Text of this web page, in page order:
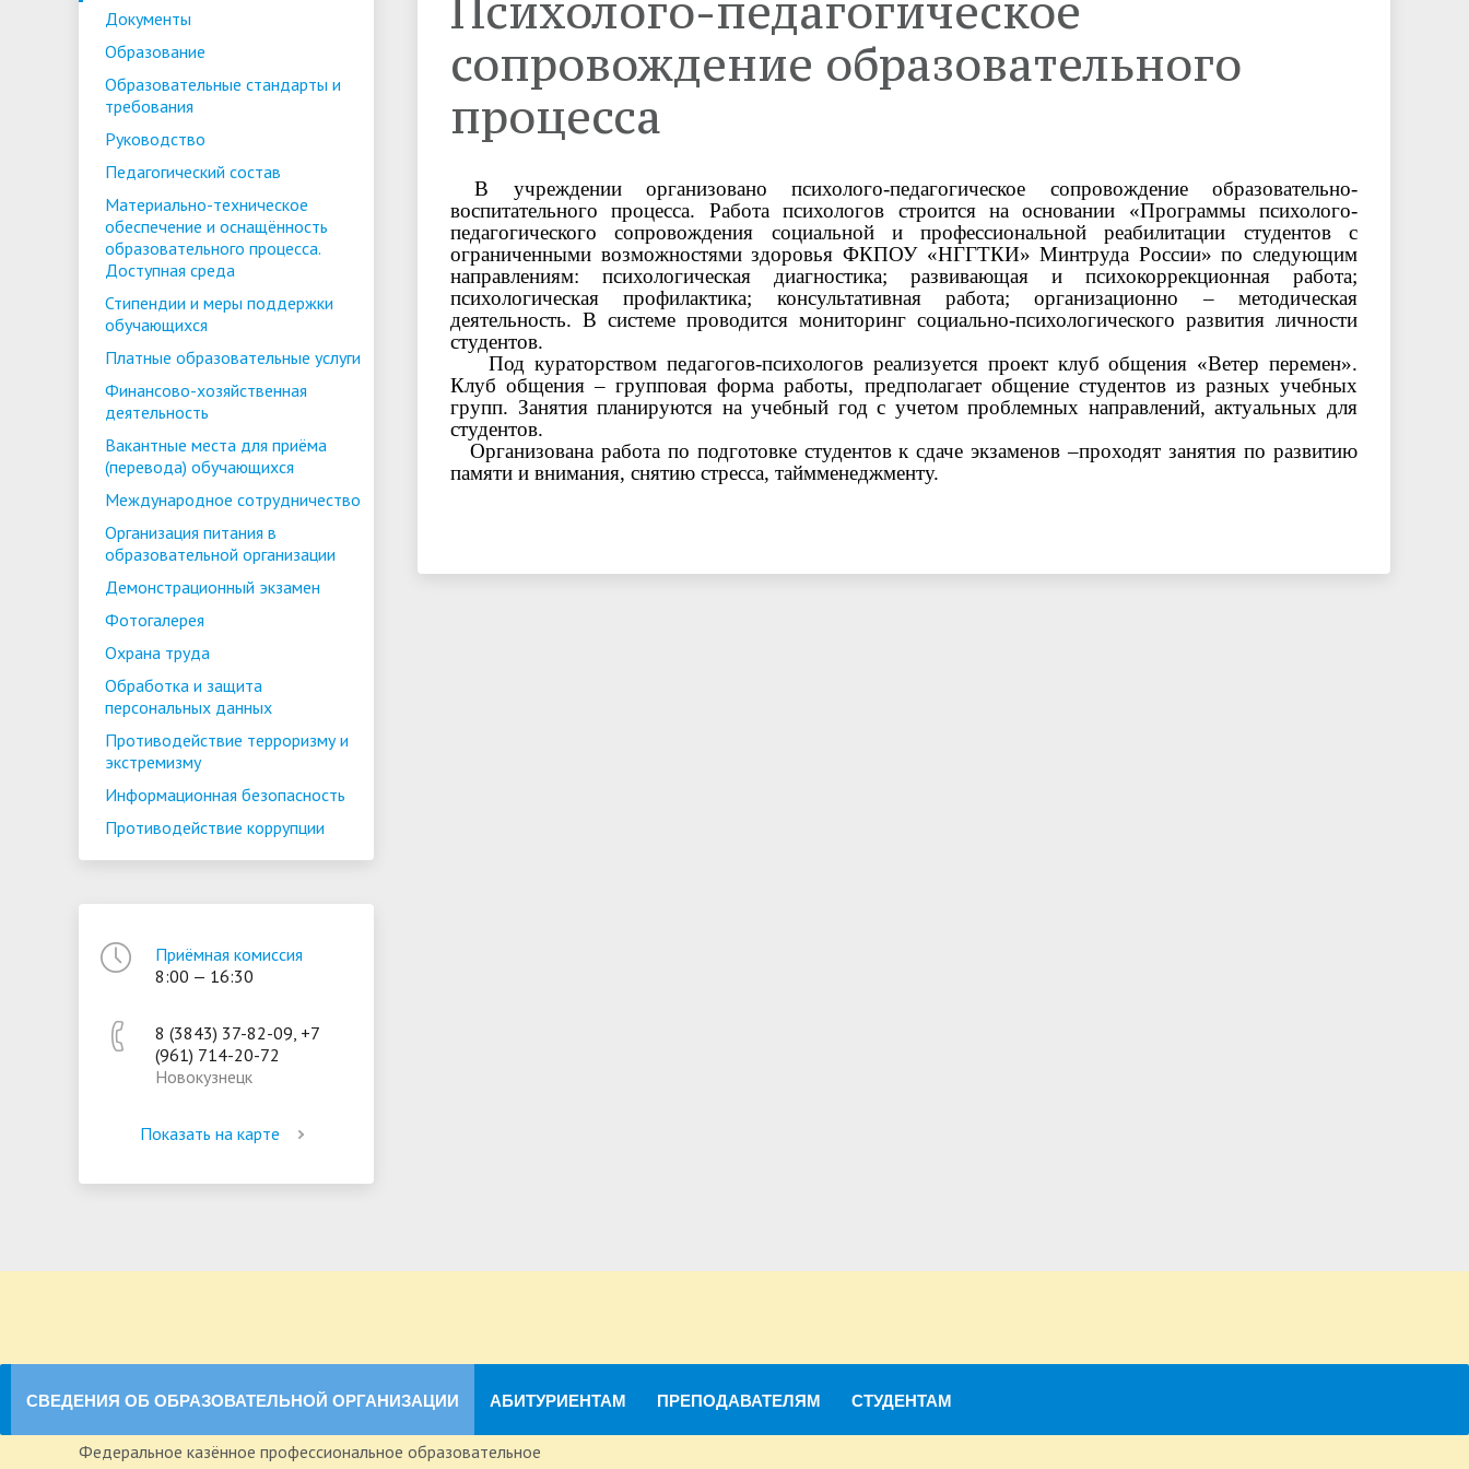
требования
Руководство Педагогический состав
Материально-техническое
обеспечение и оснащённость
образовательного процесса.
Стипендии и меры поддержки
обучающихся
Платные образовательные
Международное
сотрудничество
Организация питания в
образовательной организации
Демонстрационный экзамен Фотогалерея
Обработка и защита
персональных данных
Противодействие терроризму
и экстремизму
Информационная
безопасность
Противодействие коррупции
обучения
выпускников
Документы
Образование
Образовательные стандарты и
требования
Руководство
Педагогический состав
Материально-техническое
обеспечение и оснащённость
образовательного процесса.
Доступная среда
Стипендии и меры поддержки
обучающихся
Платные образовательные услуги
Финансово-хозяйственная
деятельность
Вакантные места для приёма
(перевода) обучающихся
Международное сотрудничество
Организация питания в
образовательной организации
Демонстрационный экзамен
Фотогалерея
Охрана труда
Обработка и защита
персональных данных
Противодействие терроризму и
экстремизму
Информационная безопасность
Противодействие коррупции
Приёмная комиссия
8:00 — 16:30
8 (3843) 37-82-09, +7
(961) 714-20-72
Новокузнецк
Показать на карте
сопровождение образовательного
процесса
В учреждении организовано психолого-педагогическое сопровождение образовательно-
воспитательного процесса. Работа психологов строится на основании «Программы психолого-
педагогического сопровождения социальной и профессиональной реабилитации студентов с
ограниченными возможностями здоровья ФКПОУ «НГГТКИ» Минтруда России» по следующим
направлениям: психологическая диагностика; развивающая и психокоррекционная работа;
психологическая профилактика; консультативная работа; организационно – методическая
деятельность. В системе проводится мониторинг социально-психологического развития личности
студентов.
Под кураторством педагогов-психологов реализуется проект клуб общения «Ветер перемен».
Клуб общения – групповая форма работы, предполагает общение студентов из разных учебных
групп. Занятия планируются на учебный год с учетом проблемных направлений, актуальных для
студентов.
Организована работа по подготовке студентов к сдаче экзаменов –проходят занятия по развитию
памяти и внимания, снятию стресса, таймменеджменту.
СВЕДЕНИЯ ОБ ОБРАЗОВАТЕЛЬНОЙ ОРГАНИЗАЦИИ АБИТУРИЕНТАМ ПРЕПОДАВАТЕЛЯМ СТУДЕНТАМ
Федеральное казённое профессиональное образовательное